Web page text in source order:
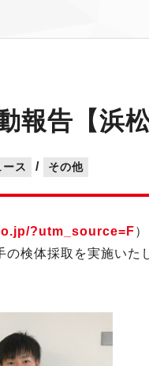
報告【浜
ス / その他
?utm_source=F
検体採取を実施いた